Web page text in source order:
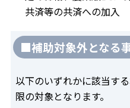
共済等の共済への加入
■補助対象外となる
以下のいずれかに該当す
限の対象となります。